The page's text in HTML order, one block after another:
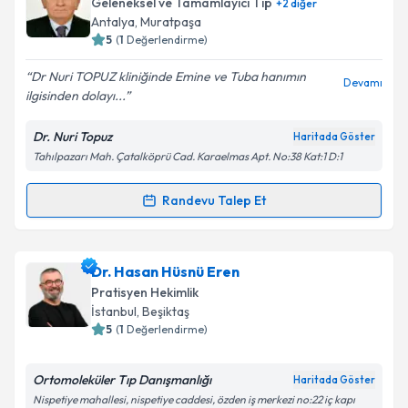
E-posta Adresiniz
Metni
'ni okudum ve kişisel verilerimin belirtilen
kapsamda işlenmesini kabul ediyorum.
Takvim Talebini Gönder
+2 diğer
Antalya, Muratpaşa
5 (1 Değerlendirme)
Dr Nuri TOPUZ kliniğinde Emine ve Tuba hanımın
ilgisinden dolayı...
Devamı
Dr. Nuri Topuz Haritada Göster
Tahılpazarı Mah. Çatalköprü Cad. Karaelmas Apt. No:38 Kat:1 D:1
Randevu Talep Et
Randevu Takvimi Talebi
Dr. Nuri Topuziçin randevu takvimi talebi oluşturun.
Size bu uzmandan randevu almanız için bir takvim
hazırlandığında e-posta ile bilgilendireceğiz.
Dr. Hasan Hüsnü Eren
Pratisyen Hekimlik
İstanbul, Beşiktaş
5 (1 Değerlendirme)
Ortomoleküler Tıp Danışmanlığı Haritada Göster
Nispetiye mahallesi, nispetiye caddesi, özden iş merkezi no:22 iç kapı